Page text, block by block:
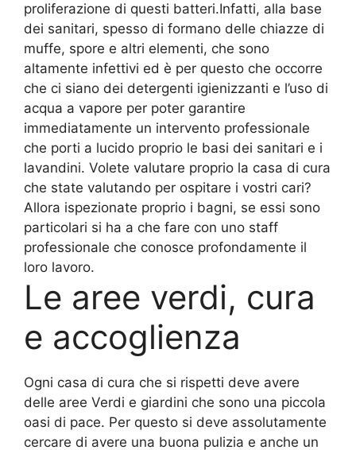
proliferazione di questi batteri.Infatti, alla base
dei sanitari, spesso di formano delle chiazze di
muffe, spore e altri elementi, che sono
altamente infettivi ed è per questo che occorre
che ci siano dei detergenti igienizzanti e l’uso di
acqua a vapore per poter garantire
immediatamente un intervento professionale
che porti a lucido proprio le basi dei sanitari e i
lavandini. Volete valutare proprio la casa di cura
che state valutando per ospitare i vostri cari?
Allora ispezionate proprio i bagni, se essi sono
particolari si ha a che fare con uno staff
professionale che conosce profondamente il
loro lavoro.
Le aree verdi, cura
e accoglienza
Ogni casa di cura che si rispetti deve avere
delle aree Verdi e giardini che sono una piccola
oasi di pace. Per questo si deve assolutamente
cercare di avere una buona pulizia e anche un